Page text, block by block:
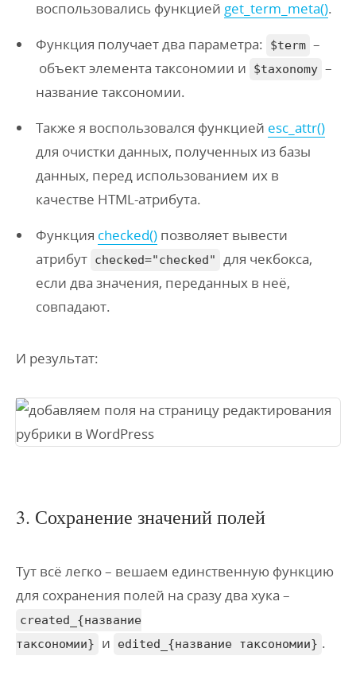
воспользовались функцией get_term_meta().
Функция получает два параметра:
$term –
объект элемента таксономии и
$taxonomy –
название таксономии.
Также я воспользовался функцией esc_attr()
для очистки данных, полученных из базы
данных, перед использованием их в
качестве HTML-атрибута.
Функция checked() позволяет вывести
атрибут checked="checked"
для чекбокса,
если два значения, переданных в неё,
совпадают.
И результат:
3. Сохранение значений полей
Тут всё легко – вешаем единственную функцию
для сохранения полей на сразу два хука –
created_{название
таксономии}
и edited_{название таксономии} .